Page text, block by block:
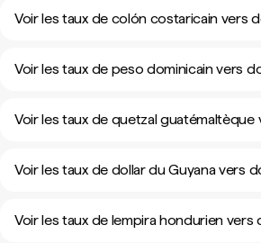
Voir les taux de colón costaricain vers
Voir les taux de peso dominicain vers
Voir les taux de quetzal guatémaltèque
Voir les taux de dollar du Guyana vers
Voir les taux de lempira hondurien vers